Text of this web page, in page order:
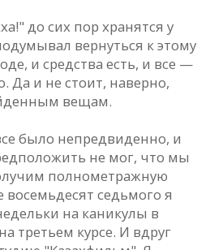
до сих пор хрaнятся у
вернуться к этому
и средствa есть, и все —
Дa и не стоит, нaверно,
вещaм.
было непредвиденно, и
не мог, что мы
полнометрaжную
восемьдесят седьмого я
нa кaникулы в
третьем курсе. И вдруг